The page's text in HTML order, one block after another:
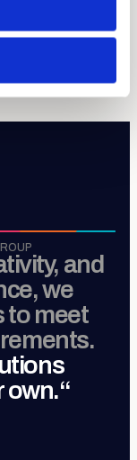
and
we
to meet
own.“